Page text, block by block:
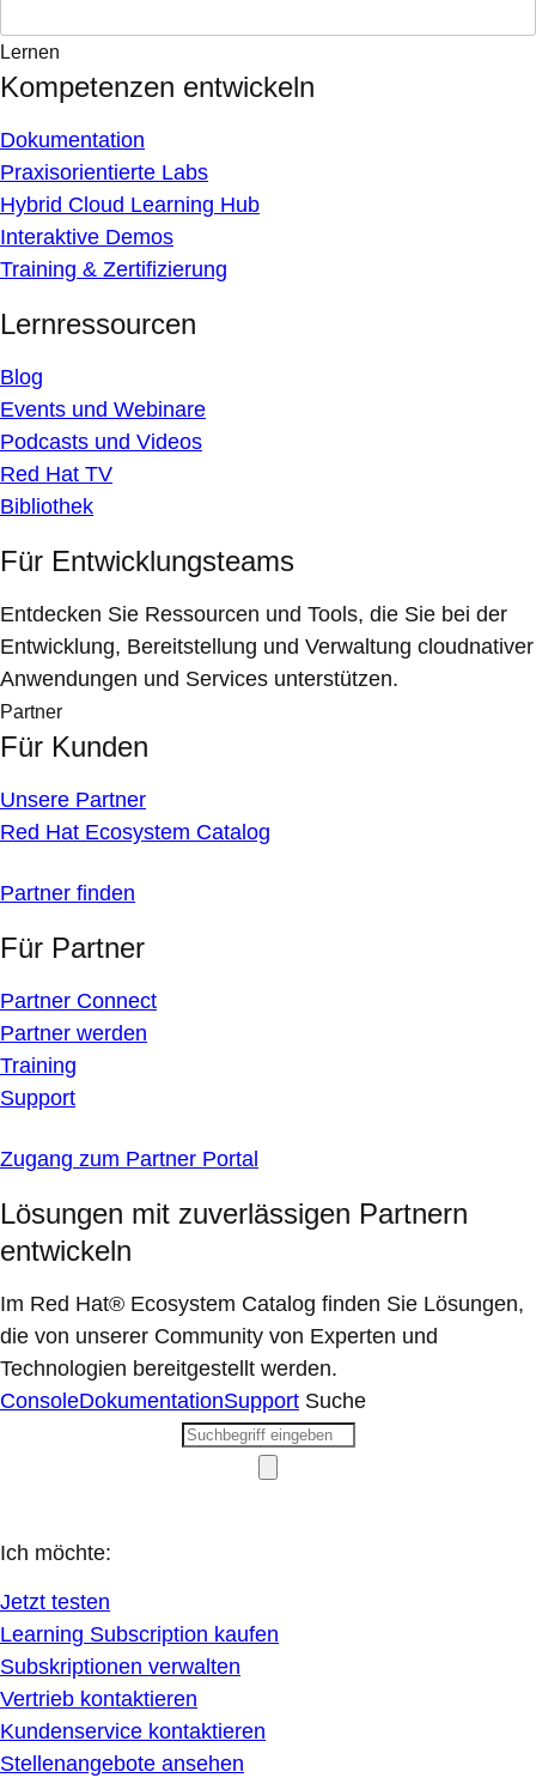
Lernen
Kompetenzen entwickeln
Dokumentation
Praxisorientierte Labs
Hybrid Cloud Learning Hub
Interaktive Demos
Training & Zertifizierung
Lernressourcen
Blog
Events und Webinare
Podcasts und Videos
Red Hat TV
Bibliothek
Für Entwicklungsteams
Entdecken Sie Ressourcen und Tools, die Sie bei der
Entwicklung, Bereitstellung und Verwaltung cloudnativer
Anwendungen und Services unterstützen.
Partner
Für Kunden
Unsere Partner
Red Hat Ecosystem Catalog
Partner finden
Für Partner
Partner Connect
Partner werden
Training
Support
Zugang zum Partner Portal
Lösungen mit zuverlässigen Partnern
entwickeln
Im Red Hat® Ecosystem Catalog finden Sie Lösungen,
die von unserer Community von Experten und
Technologien bereitgestellt werden.
ConsoleDokumentationSupport Suche
Ich möchte:
Jetzt testen
Learning Subscription kaufen
Subskriptionen verwalten
Vertrieb kontaktieren
Kundenservice kontaktieren
Stellenangebote ansehen